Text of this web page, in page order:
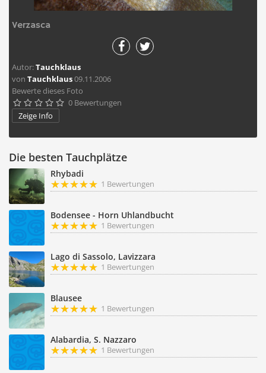
Verzasca
Autor:Tauchklaus
von Tauchklaus09.11.2006
Bewerte dieses Foto
     0 Bewertungen
Zeige Info
Die besten Tauchplätze
Rhybadi
1 Bewertungen
Bodensee - Horn Uhlandbucht
1 Bewertungen
Lago di Sassolo, Lavizzara
1 Bewertungen
Blausee
1 Bewertungen
Alabardia, S. Nazzaro
1 Bewertungen